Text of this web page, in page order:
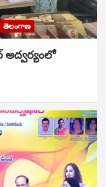
తెలంగాణ
అద్వర్యంలో